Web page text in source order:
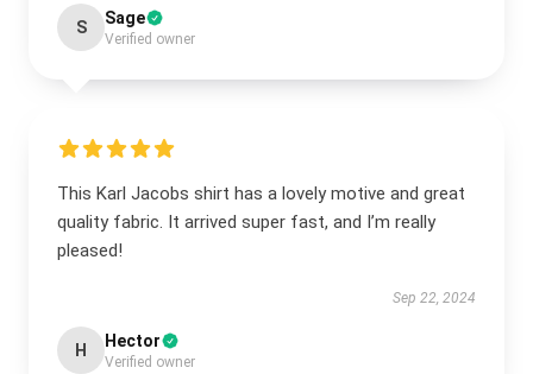
S Sage
Verified owner
This Karl Jacobs shirt has a lovely motive and great
quality fabric. It arrived super fast, and I’m really
pleased!
Sep 22, 2024
H Hector
Verified owner